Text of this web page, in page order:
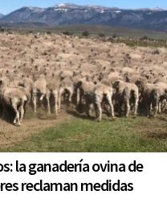
la ganadería ovina de
reclaman medidas